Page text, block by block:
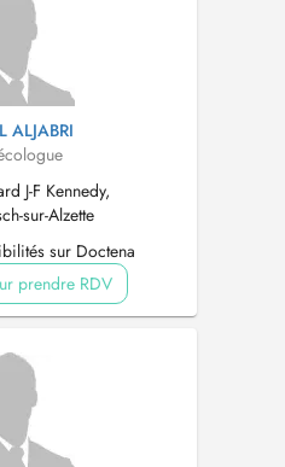
ALJABRI
J-F Kennedy,
sur-Alzette
sur Doctena
prendre RDV